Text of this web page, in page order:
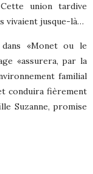
union tardive
vivaient jusque-là…
«Monet ou le
«assurera, par la
familial
conduira fièrement
Suzanne, promise